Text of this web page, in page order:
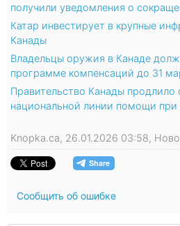
получили уведомления о
Катар инвестирует в крупные
Канады
Владельцы оружия в Канаде
программе компенсаций до 31
Правительство Канады продлило
национальной линии помощи при
Knopka.ca, 26.01.2026 03:58,
Сообщить об ошибке